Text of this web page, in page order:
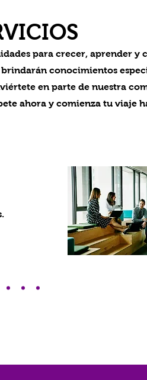
para crecer, aprender y
conocimientos
en parte de nuestra
ahora y comienza tu viaje